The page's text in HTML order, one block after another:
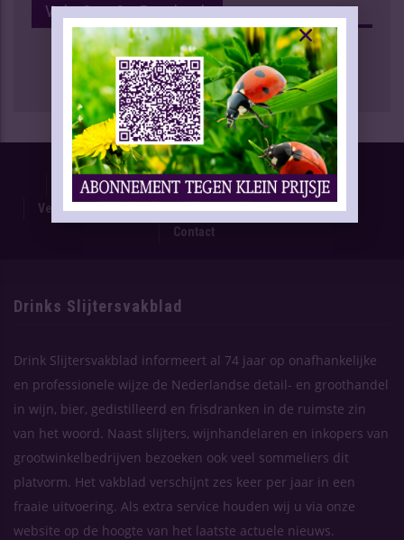
Volg Ons Op Facebook
Proefnummer
Oplage & Verspreiding
Advertentietarieven
Technische Gegevens
Verschijning Drinks Slijtersvakblad
Themaplanning
Contact
Drinks Slijtersvakblad
Drink Slijtersvakblad informeert al 74 jaar op onafhankelijke
en professionele wijze de Nederlandse detail- en groothandel
in wijn, bier, gedistilleerd en frisdranken in de ruimste zin
van het woord. Naast slijters, wijnhandelaren en inkopers van
grootwinkelbedrijven bezoeken ook veel sommeliers dit
platvorm. Het vakblad verschijnt zes keer per jaar in een
fraaie uitvoering. Als extra service houden wij u via onze
website op de hoogte van het laatste actuele nieuws.